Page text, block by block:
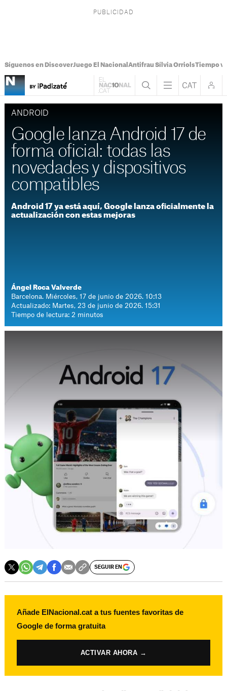
Síguenos en DiscoverJuego El Nacional Antifrau Sílvia OrriolsTiempo
ANDROID
Google lanza Android 17 de
forma oficial: todas las
novedades y dispositivos
compatibles
Android 17 ya está aquí, Google lanza oficialmente la
actualización con estas mejoras
Ángel Roca Valverde
Barcelona. Miércoles, 17 de junio de 2026. 10:13
Actualizado: Martes, 23 de junio de 2026. 15:31
Tiempo de lectura: 2 minutos
SEGUIR EN
Añade ElNacional.cat a tus fuentes favoritas de
Google de forma gratuita
ACTIVAR AHORA →